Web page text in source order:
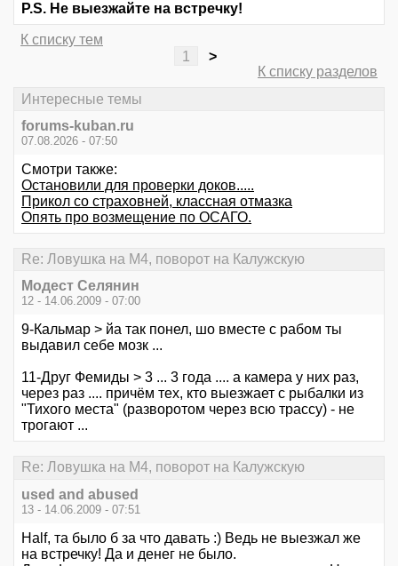
P.S. Не выезжайте на встречку!
К списку тем
1
>
К списку разделов
Интересные темы
forums-kuban.ru
07.08.2026 - 07:50
Смотри также:
Остановили для проверки доков.....
Прикол со страховней, классная отмазка
Опять про возмещение по ОСАГО.
Re: Ловушка на М4, поворот на Калужскую
Модест Селянин
12 - 14.06.2009 - 07:00
9-Кальмар > йа так понел, шо вместе с рабом ты
выдавил себе мозк ...
11-Друг Фемиды > 3 ... 3 года .... а камера у них раз,
через раз .... причём тех, кто выезжает с рыбалки из
"Тихого места" (разворотом через всю трассу) - не
трогают ...
Re: Ловушка на М4, поворот на Калужскую
used and abused
13 - 14.06.2009 - 07:51
Half, та было б за что давать :) Ведь не выезжал же
на встречку! Да и денег не было.